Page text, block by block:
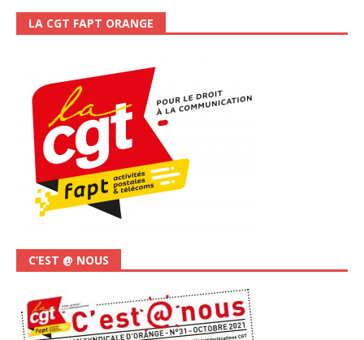
LA CGT FAPT ORANGE
C’EST @ NOUS